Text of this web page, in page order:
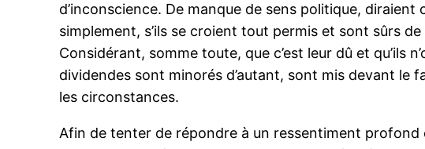
d’inconscience. De manque de sens politique,
simplement, s’ils se croient tout permis et sont sûrs
Considérant, somme toute, que c’est leur dû et qu’ils
dividendes sont minorés d’autant, sont mis devant le
les circonstances.
Afin de tenter de répondre à un ressentiment